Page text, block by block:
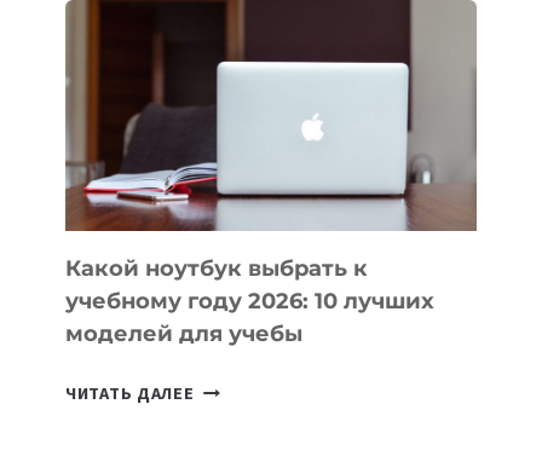
ПОМОГАЮТ
СОЗДАВАТЬ
БЕЗ
СЛОЖНОГО
КОДА
Какой ноутбук выбрать к
учебному году 2026: 10 лучших
моделей для учебы
ЧИТАТЬ ДАЛЕЕ КАКОЙ